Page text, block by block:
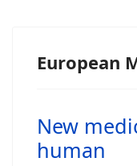
European
New
human